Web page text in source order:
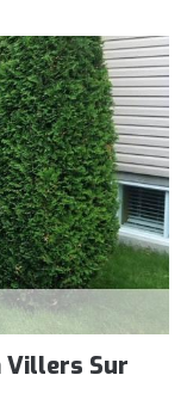
Villers Sur